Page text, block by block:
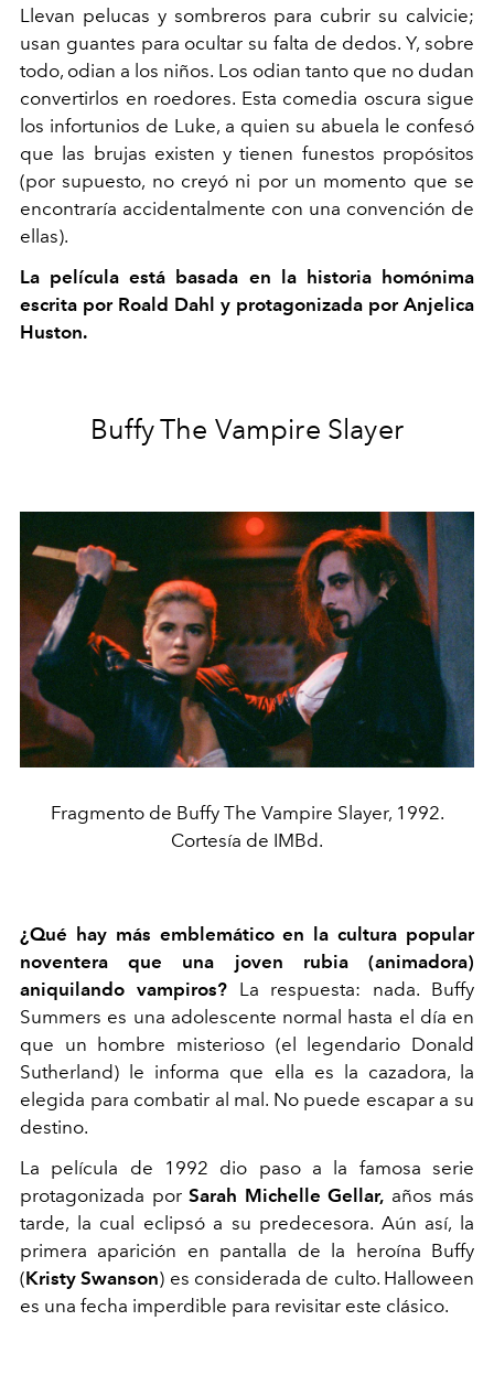
Llevan pelucas y sombreros para cubrir su calvicie;
usan guantes para ocultar su falta de dedos. Y, sobre
todo, odian a los niños. Los odian tanto que no dudan
convertirlos en roedores. Esta comedia oscura sigue
los infortunios de Luke, a quien su abuela le confesó
que las brujas existen y tienen funestos propósitos
(por supuesto, no creyó ni por un momento que se
encontraría accidentalmente con una convención de
ellas).
La película está basada en la historia homónima
escrita por Roald Dahl y protagonizada por Anjelica
Huston.
Buffy The Vampire Slayer
Fragmento de Buffy The Vampire Slayer, 1992.
Cortesía de IMBd.
¿Qué hay más emblemático en la cultura popular
noventera que una joven rubia (animadora)
aniquilando vampiros?La respuesta: nada. Buffy
Summers es una adolescente normal hasta el día en
que un hombre misterioso (el legendario Donald
Sutherland) le informa que ella es la cazadora, la
elegida para combatir al mal. No puede escapar a su
destino.
La película de 1992 dio paso a la famosa serie
protagonizada porSarah Michelle Gellar, años más
tarde, la cual eclipsó a su predecesora. Aún así, la
primera aparición en pantalla de la heroína Buffy
(Kristy Swanson) es considerada de culto. Halloween
es una fecha imperdible para revisitar este clásico.